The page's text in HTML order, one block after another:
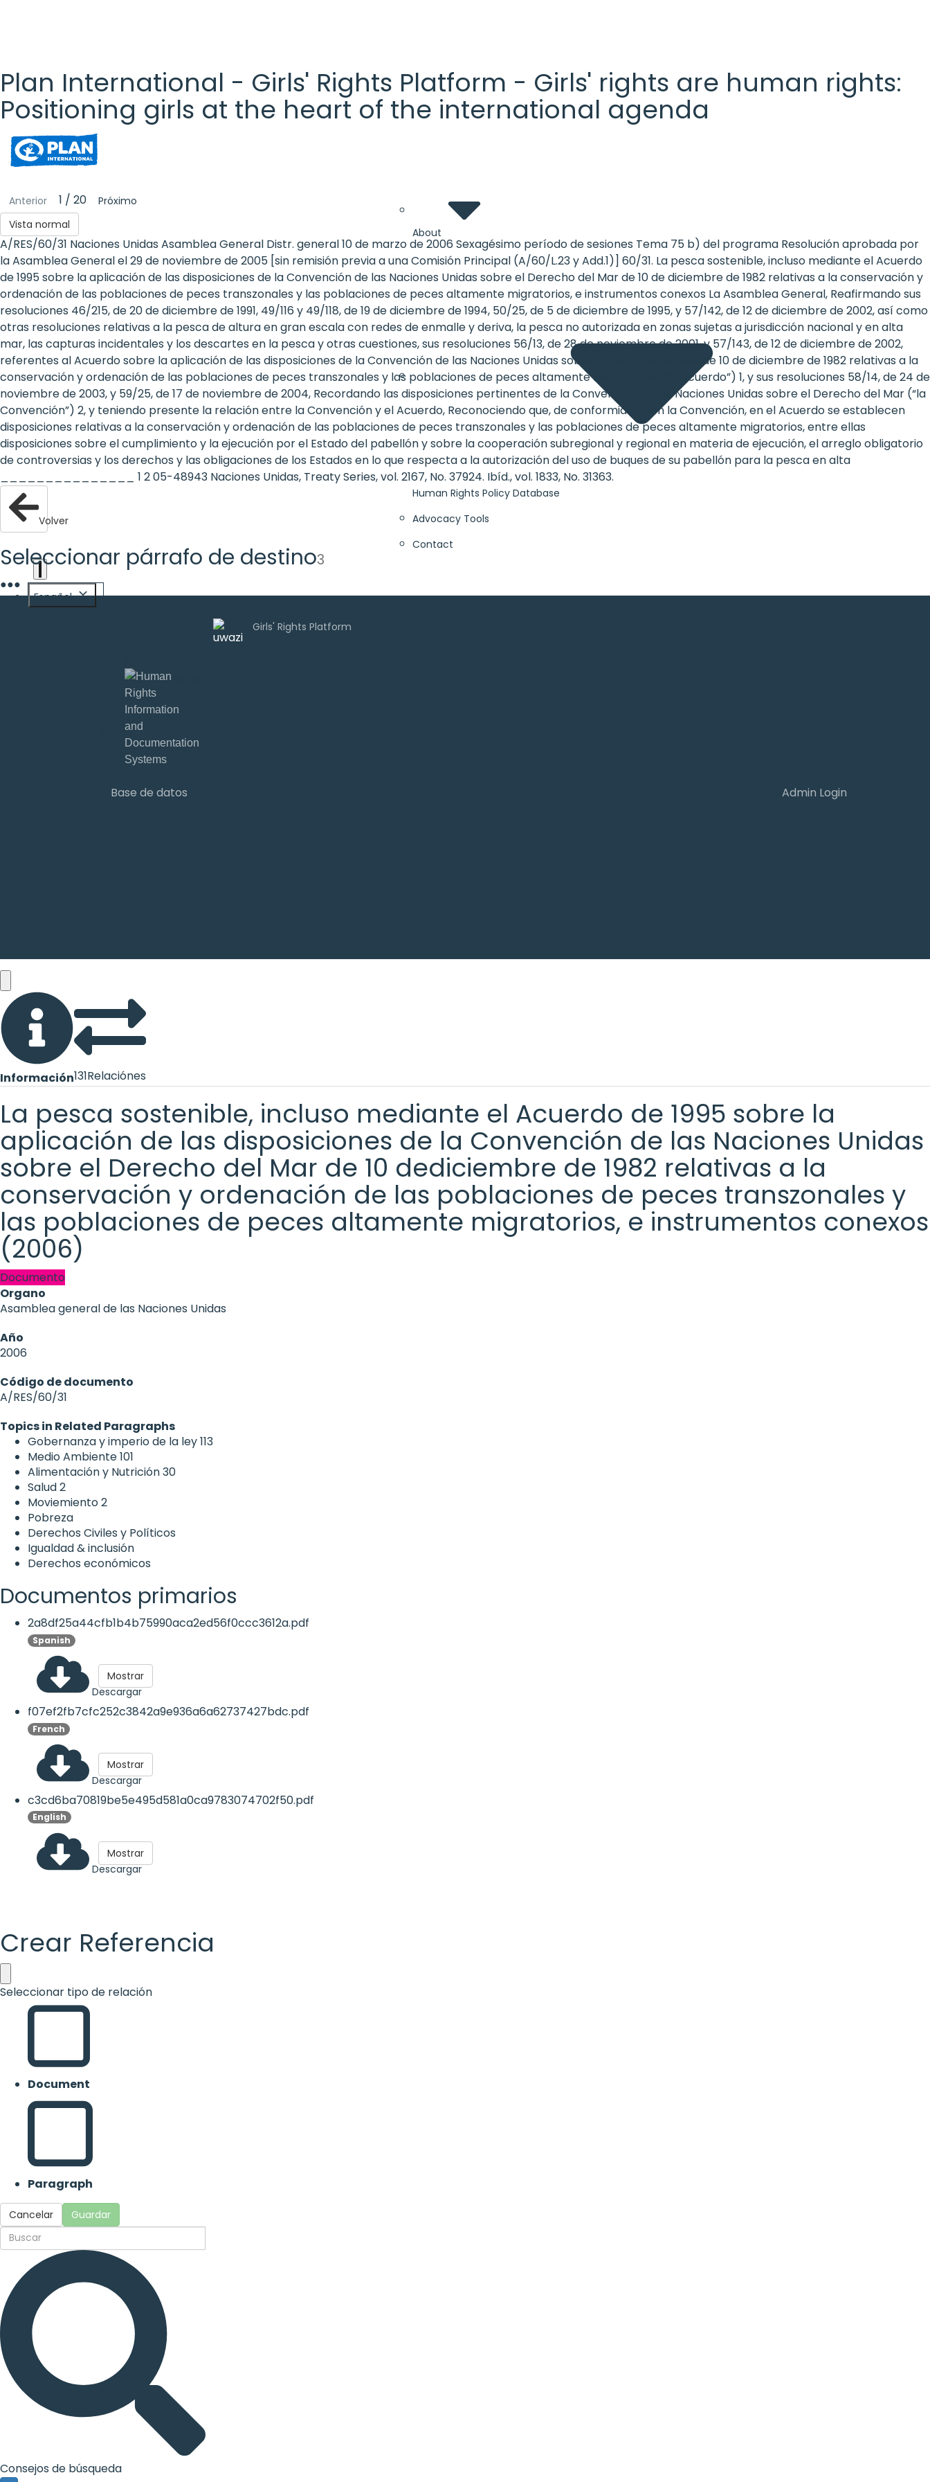
Plan International - Girls' Rights Platform - Girls' rights are human rights:
Positioning girls at the heart of the international agenda
Plan
International
- Girls'
Rights
Platform
- Girls'
rights
are
human
rights:
Positioning
girls at
the
heart of
the
international
agenda
About
Human Rights Policy Database
Advocacy Tools
Contact
Español
Base de datos
Sign ins
Anterior 1 / 20
Próximo
Vista normal
A/RES/60/31 Naciones Unidas Asamblea General Distr. general 10 de marzo de 2006 Sexagésimo período de sesiones Tema 75 b) del programa Resolución aprobada por
la Asamblea General el 29 de noviembre de 2005 [sin remisión previa a una Comisión Principal (A/60/L.23 y Add.1)] 60/31. La pesca sostenible, incluso mediante el Acuerdo
de 1995 sobre la aplicación de las disposiciones de la Convención de las Naciones Unidas sobre el Derecho del Mar de 10 de diciembre de 1982 relativas a la conservación y
ordenación de las poblaciones de peces transzonales y las poblaciones de peces altamente migratorios, e instrumentos conexos La Asamblea General, Reafirmando sus
resoluciones 46/215, de 20 de diciembre de 1991, 49/116 y 49/118, de 19 de diciembre de 1994, 50/25, de 5 de diciembre de 1995, y 57/142, de 12 de diciembre de 2002, así como
otras resoluciones relativas a la pesca de altura en gran escala con redes de enmalle y deriva, la pesca no autorizada en zonas sujetas a jurisdicción nacional y en alta
mar, las capturas incidentales y los descartes en la pesca y otras cuestiones, sus resoluciones 56/13, de 28 de noviembre de 2001, y 57/143, de 12 de diciembre de 2002,
referentes al Acuerdo sobre la aplicación de las disposiciones de la Convención de las Naciones Unidas sobre el Derecho del Mar de 10 de diciembre de 1982 relativas a la
conservación y ordenación de las poblaciones de peces transzonales y las poblaciones de peces altamente migratorios (“el Acuerdo”) 1, y sus resoluciones 58/14, de 24 de
noviembre de 2003, y 59/25, de 17 de noviembre de 2004, Recordando las disposiciones pertinentes de la Convención de las Naciones Unidas sobre el Derecho del Mar (“la
Convención”) 2, y teniendo presente la relación entre la Convención y el Acuerdo, Reconociendo que, de conformidad con la Convención, en el Acuerdo se establecen
disposiciones relativas a la conservación y ordenación de las poblaciones de peces transzonales y las poblaciones de peces altamente migratorios, entre ellas
disposiciones sobre el cumplimiento y la ejecución por el Estado del pabellón y sobre la cooperación subregional y regional en materia de ejecución, el arreglo obligatorio
de controversias y los derechos y las obligaciones de los Estados en lo que respecta a la autorización del uso de buques de su pabellón para la pesca en alta
_______________ 1 2 05-48943 Naciones Unidas, Treaty Series, vol. 2167, No. 37924. Ibíd., vol. 1833, No. 31363.
Volver
Seleccionar párrafo de destino3
●●●
Base de datos Admin Login
Información131Relaciónes
La pesca sostenible, incluso mediante el Acuerdo de 1995 sobre la
aplicación de las disposiciones de la Convención de las Naciones Unidas
sobre el Derecho del Mar de 10 dediciembre de 1982 relativas a la
conservación y ordenación de las poblaciones de peces transzonales y
las poblaciones de peces altamente migratorios, e instrumentos conexos
(2006)
Documento
Organo
Asamblea general de las Naciones Unidas
Año
2006
Código de documento
A/RES/60/31
Topics in Related Paragraphs
Gobernanza y imperio de la ley113
Medio Ambiente101
Alimentación y Nutrición30
Salud2
Moviemiento2
Pobreza
Derechos Civiles y Políticos
Igualdad & inclusión
Derechos económicos
Documentos primarios
2a8df25a44cfb1b4b75990aca2ed56f0ccc3612a.pdf
Spanish
Descargar
Mostrar
f07ef2fb7cfc252c3842a9e936a6a62737427bdc.pdf
French
Descargar
Mostrar
c3cd6ba70819be5e495d581a0ca9783074702f50.pdf
English
Descargar
Mostrar
Crear Referencia
Seleccionar tipo de relación
Document
Paragraph
Cancelar Guardar
Consejos de búsqueda